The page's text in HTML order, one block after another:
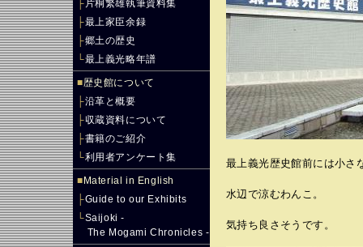
├ 片桐繁雄執筆資料集
├最上家臣余録
├郷土の歴史
└最上義光略年譜
■歴史館について
├沿革と概要
├収蔵資料について
├書籍のご紹介
└利用者アンケート集
■ Material in English
├Guide to our Exhibits
└Saijoki -
The Mogami Chronicles -
最上義光歴史館前には小さ
水辺で涼むわんこ。
気持ち良さそうです。